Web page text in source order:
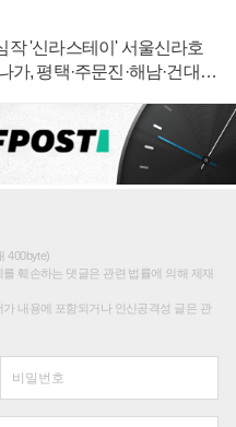
작 '신라스테이' 서울신라호
가, 평택·주문진·해남·건대로
400byte)
훼손하는 댓글은 관련 법률에 의해 제재
내용에 포함되거나 인신공격성 글은 관